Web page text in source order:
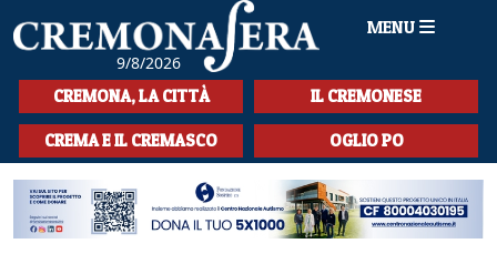
9/8/2026
MENU
HOME
CRONACA
SPORT
LA MUSICA
CREMONA, LA CITTÀ IL CREMONESE
CREMA E IL CREMASCO OGLIO PO